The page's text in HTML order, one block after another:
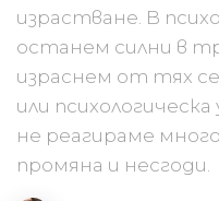
израстване. В
останем силни в
израснем от тях
или
не реагираме
промяна и несгоди.